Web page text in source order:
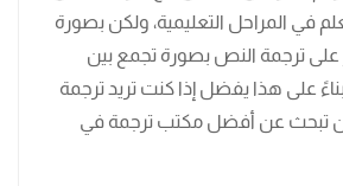
في المراحل التعليمية، ولكن بصورة
على ترجمة النص بصورة تجمع بين
على هذا يفضل إذا كنت تريد ترجمة
تبحث عن أفضل مكتب ترجمة في